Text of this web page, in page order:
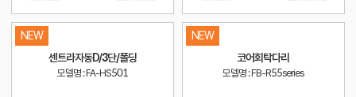
NEW
센트라자동D/3단/폴딩
모델명 : FA-HS501
NEW
코어회탁다리
모델명 : FB-R55series